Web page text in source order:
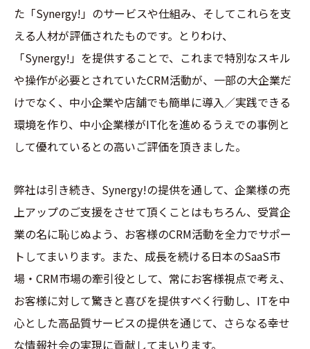
た「Synergy!」のサービスや仕組み、そしてこれらを支
える人材が評価されたものです。とりわけ、
「Synergy!」を提供することで、これまで特別なスキル
や操作が必要とされていたCRM活動が、一部の大企業だ
けでなく、中小企業や店舗でも簡単に導入／実践できる
環境を作り、中小企業様がIT化を進めるうえでの事例と
して優れているとの高いご評価を頂きました。
弊社は引き続き、Synergy!の提供を通して、企業様の売
上アップのご支援をさせて頂くことはもちろん、受賞企
業の名に恥じぬよう、お客様のCRM活動を全力でサポー
トしてまいります。また、成長を続ける日本のSaaS市
場・CRM市場の牽引役として、常にお客様視点で考え、
お客様に対して驚きと喜びを提供すべく行動し、ITを中
心とした高品質サービスの提供を通じて、さらなる幸せ
な情報社会の実現に貢献してまいります。